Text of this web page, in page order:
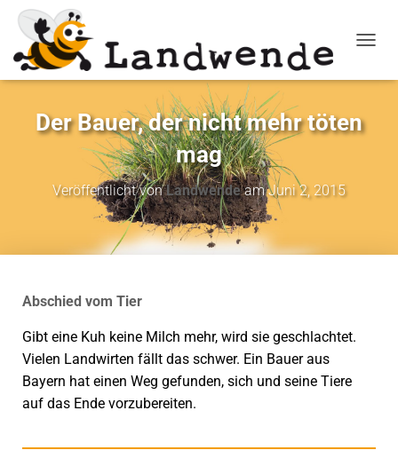
Der Bauer, der nicht mehr töten
mag
Veröffentlicht vonLandwendeamJuni 2, 2015
Abschied vom Tier
Gibt eine Kuh keine Milch mehr, wird sie geschlachtet.
Vielen Landwirten fällt das schwer. Ein Bauer aus
Bayern hat einen Weg gefunden, sich und seine Tiere
auf das Ende vorzubereiten.